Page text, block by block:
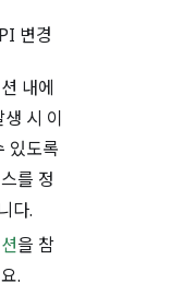
변경
내에
시 이
있도록
를 정
다.
을 참
.